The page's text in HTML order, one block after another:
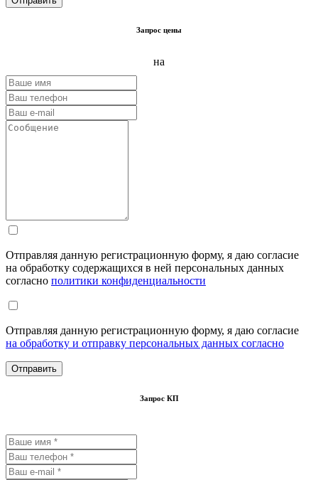
Запрос цены
на
Отправляя данную регистрационную форму, я даю согласие
на обработку содержащихся в ней персональных данных
согласно политики конфиденциальности
Отправляя данную регистрационную форму, я даю согласие
на обработку и отправку персональных данных согласно
Запрос КП